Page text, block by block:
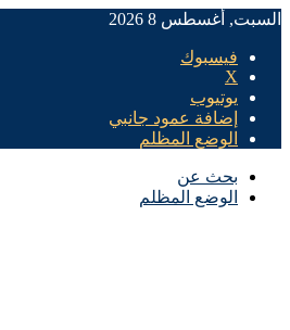
السبت, أغسطس 8 2026
فيسبوك
X
يوتيوب
إضافة عمود جانبي
الوضع المظلم
بحث عن
الوضع المظلم